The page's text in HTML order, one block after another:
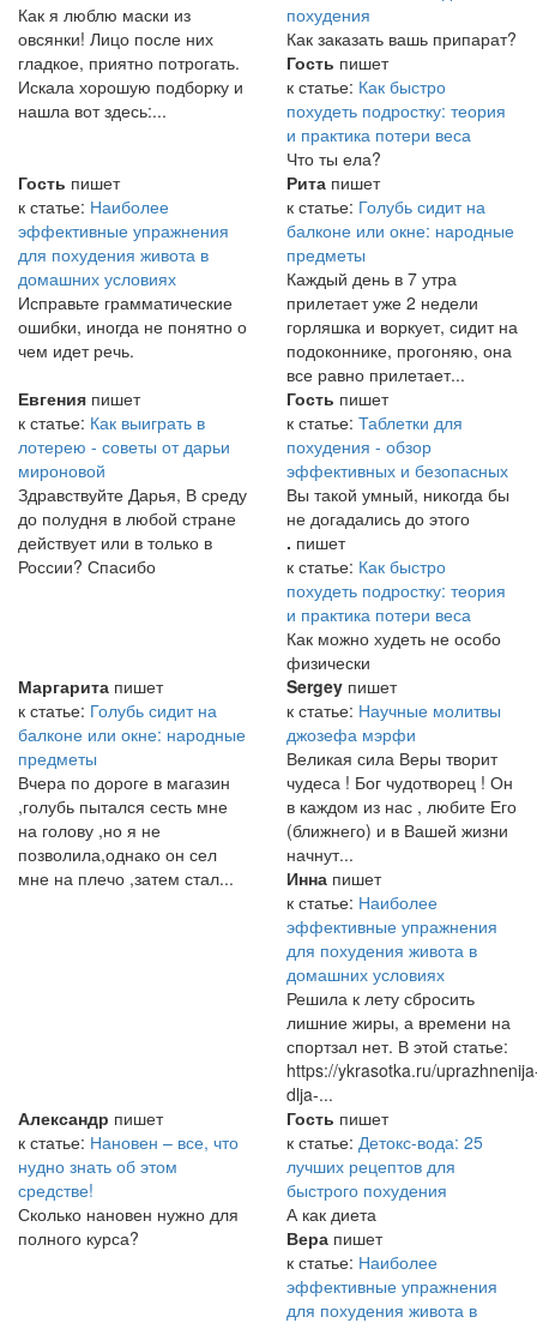
Как я люблю маски из
овсянки! Лицо после них
гладкое, приятно потрогать.
Искала хорошую подборку и
нашла вот здесь:...
похудения
Как заказать вашь припарат?
Гость пишет
к статье: Как быстро
похудеть подростку: теория
и практика потери веса
Что ты ела?
Гость пишет
к статье: Наиболее
эффективные упражнения
для похудения живота в
домашних условиях
Исправьте грамматические
ошибки, иногда не понятно о
чем идет речь.
Рита пишет
к статье: Голубь сидит на
балконе или окне: народные
предметы
Каждый день в 7 утра
прилетает уже 2 недели
горляшка и воркует, сидит на
подоконнике, прогоняю, она
все равно прилетает...
Евгения пишет
к статье: Как выиграть в
лотерею - советы от дарьи
мироновой
Здравствуйте Дарья, В среду
до полудня в любой стране
действует или в только в
России? Спасибо
Гость пишет
к статье: Таблетки для
похудения - обзор
эффективных и безопасных
Вы такой умный, никогда бы
не догадались до этого
. пишет
к статье: Как быстро
похудеть подростку: теория
и практика потери веса
Как можно худеть не особо
физически
Маргарита пишет
к статье: Голубь сидит на
балконе или окне: народные
предметы
Вчера по дороге в магазин
,голубь пытался сесть мне
на голову ,но я не
позволила,однако он сел
мне на плечо ,затем стал...
Sergey пишет
к статье: Научные молитвы
джозефа мэрфи
Великая сила Веры творит
чудеса ! Бог чудотворец ! Он
в каждом из нас , любите Его
(ближнего) и в Вашей жизни
начнут...
Инна пишет
к статье: Наиболее
эффективные упражнения
для похудения живота в
домашних условиях
Решила к лету сбросить
лишние жиры, а времени на
спортзал нет. В этой статье:
https://ykrasotka.ru/
dlja-...
Александр пишет
к статье: Нановен – все, что
нудно знать об этом
средстве!
Сколько нановен нужно для
полного курса?
Гость пишет
к статье: Детокс-вода: 25
лучших рецептов для
быстрого похудения
А как диета
Вера пишет
к статье: Наиболее
эффективные упражнения
для похудения живота в